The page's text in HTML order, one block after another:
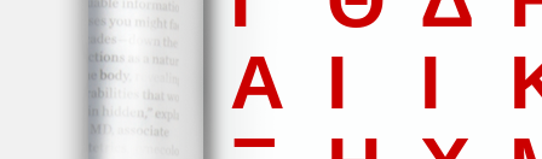
Α Ι Ι